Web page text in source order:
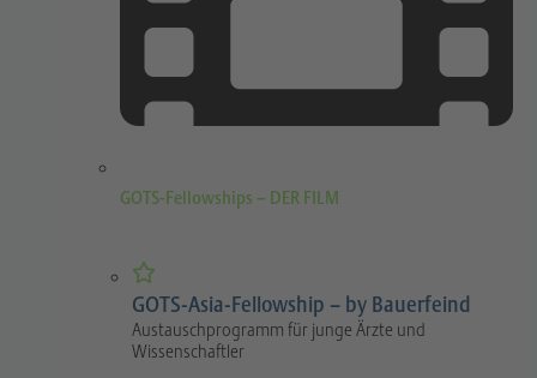
GOTS-Fellowships – DER FILM
GOTS-Asia-Fellowship – by Bauerfeind
Austauschprogramm für junge Ärzte und
Wissenschaftler